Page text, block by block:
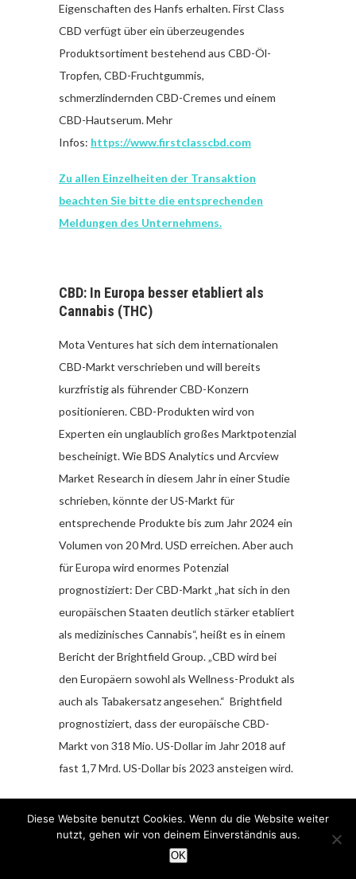
Eigenschaften des Hanfs erhalten. First Class
CBD verfügt über ein überzeugendes
Produktsortiment bestehend aus CBD-Öl-
Tropfen, CBD-Fruchtgummis,
schmerzlindernden CBD-Cremes und einem
CBD-Hautserum. Mehr
Infos: https://www.firstclasscbd.com
Zu allen Einzelheiten der Transaktion
beachten Sie bitte die entsprechenden
Meldungen des Unternehmens.
CBD: In Europa besser etabliert als
Cannabis (THC)
Mota Ventures hat sich dem internationalen
CBD-Markt verschrieben und will bereits
kurzfristig als führender CBD-Konzern
positionieren. CBD-Produkten wird von
Experten ein unglaublich großes Marktpotenzial
bescheinigt. Wie BDS Analytics und Arcview
Market Research in diesem Jahr in einer Studie
schrieben, könnte der US-Markt für
entsprechende Produkte bis zum Jahr 2024 ein
Volumen von 20 Mrd. USD erreichen. Aber auch
für Europa wird enormes Potenzial
prognostiziert: Der CBD-Markt „hat sich in den
europäischen Staaten deutlich stärker etabliert
als medizinisches Cannabis“, heißt es in einem
Bericht der Brightfield Group. „CBD wird bei
den Europäern sowohl als Wellness-Produkt als
auch als Tabakersatz angesehen.“ Brightfield
prognostiziert, dass der europäische CBD-
Markt von 318 Mio. US-Dollar im Jahr 2018 auf
fast 1,7 Mrd. US-Dollar bis 2023 ansteigen wird.
Unsere Einschätzung:
Diese Website benutzt Cookies. Wenn du die Website weiter
nutzt, gehen wir von deinem Einverständnis aus.
OK